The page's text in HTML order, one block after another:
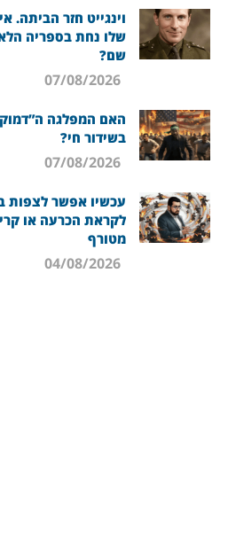
וינגייט חזר הביתה.
שלו נחת בספריה
שם?
האם המפלגה
בשידור חי?
עכשיו אפשר לצפות
לקראת הכרעה או
מטורף